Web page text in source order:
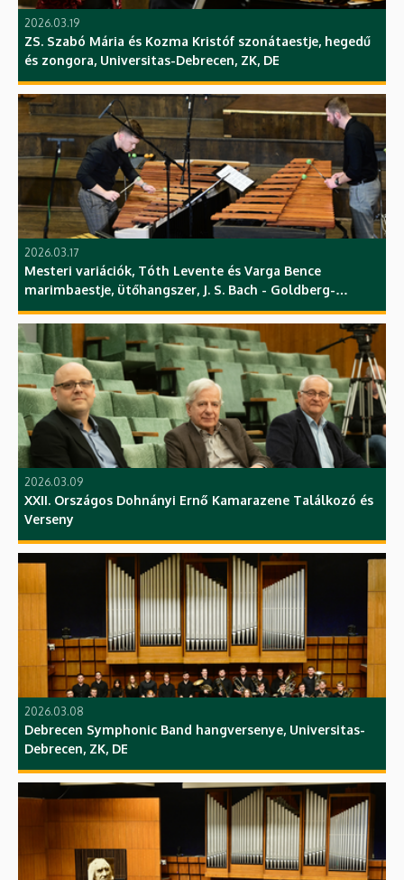
2026.03.19
ZS. Szabó Mária és Kozma Kristóf szonátaestje, hegedű
és zongora, Universitas-Debrecen, ZK, DE
2026.03.17
Mesteri variációk, Tóth Levente és Varga Bence
marimbaestje, ütőhangszer, J. S. Bach - Goldberg-
variációk, ütőhangszer, ZK, DE
2026.03.09
XXII. Országos Dohnányi Ernő Kamarazene Találkozó és
Verseny
2026.03.08
Debrecen Symphonic Band hangversenye, Universitas-
Debrecen, ZK, DE